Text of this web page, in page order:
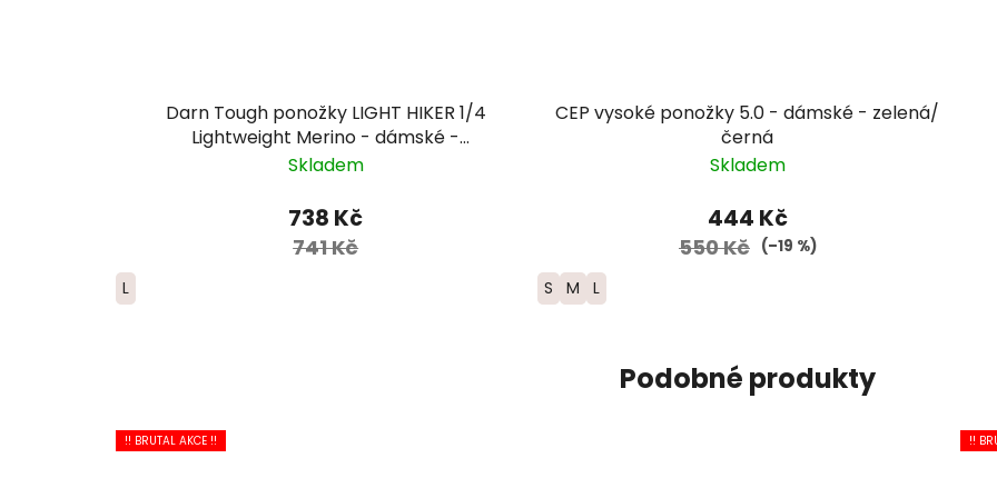
Darn Tough ponožky LIGHT HIKER 1/4
Lightweight Merino - dámské -
růžová/hnědá
Skladem
738 Kč
741 Kč
L
CEP vysoké ponožky 5.0 - dámské - zelená/
černá
Skladem
444 Kč
550 Kč (–19 %)
S M L
Podobné produkty
!! BRUTAL AKCE !! !!